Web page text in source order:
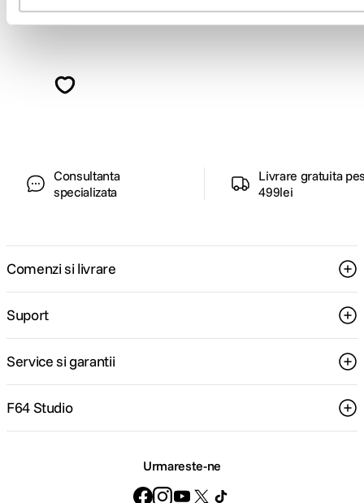
Consultanta
specializata
Livrare gratuita
499lei
Comenzi si livrare
Suport
Service si garantii
F64 Studio
Urmareste-ne